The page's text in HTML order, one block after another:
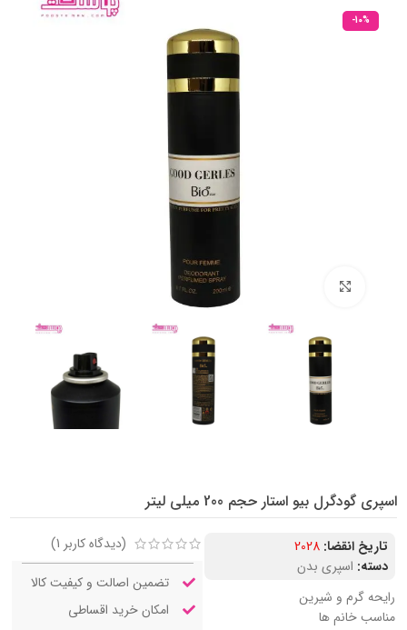
-10%
اسپری گودگرل بیو استار حجم 200 میلی لیتر
تاریخ انقضا: 2028
دسته: اسپری بدن
رایحه گرم و شیرین
مناسب خانم ها
(دیدگاه کاربر 1
)
تضمین اصالت و کیفیت کالا
امکان خرید اقساطی